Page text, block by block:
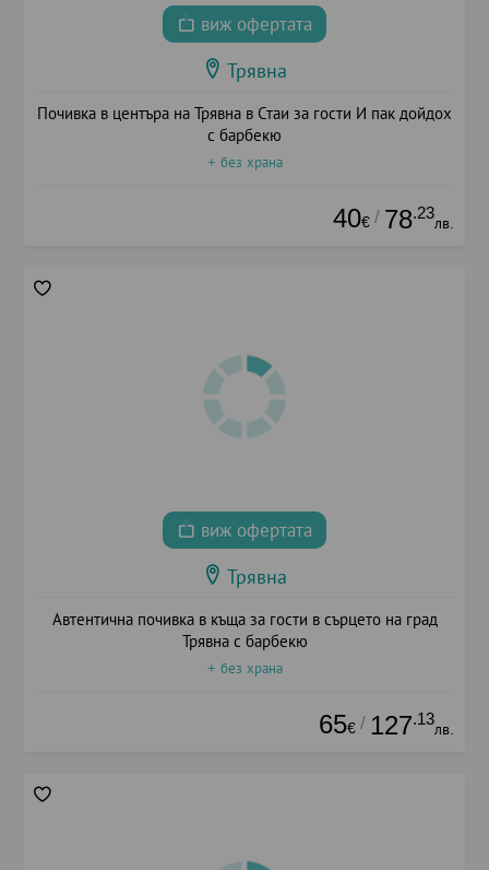
виж офертата
Трявна
Почивка в центъра на Трявна в Стаи за гости И пак дойдох
с барбекю
+ без храна
40€ / 78.23
лв.
виж офертата
Трявна
Автентична почивка в къща за гости в сърцето на град
Трявна с барбекю
+ без храна
65€ / 127.13
лв.